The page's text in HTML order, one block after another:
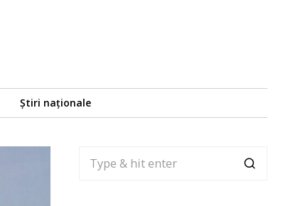
Știri naționale